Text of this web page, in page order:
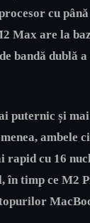
cu până
Max are la
bandă dublă
puternic și
ambele
cu 16
timp ce M2